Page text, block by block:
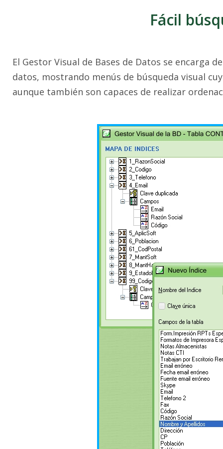
Fácil
El Gestor Visual de Bases de Datos se encarga
datos, mostrando menús de búsqueda visual
aunque también son capaces de realizar